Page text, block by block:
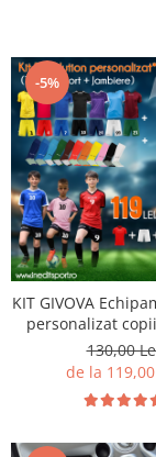
-5%
KIT GIVOVA
personalizat
PEF13
130,00
de la